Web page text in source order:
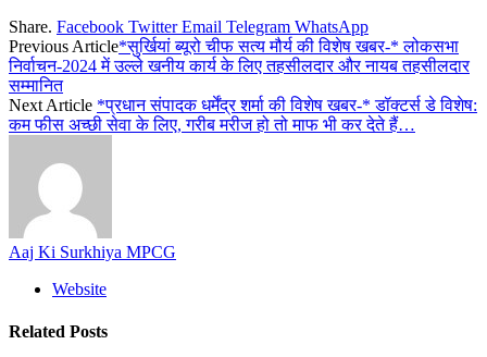
Share. Facebook Twitter Email Telegram WhatsApp
Previous Article*सुर्खियां ब्यूरो चीफ सत्य मौर्य की विशेष खबर-* लोकसभा
निर्वाचन-2024 में उल्ले खनीय कार्य के लिए तहसीलदार और नायब तहसीलदार
सम्मानित
Next Article *प्रधान संपादक धर्मेंद्र शर्मा की विशेष खबर-* डॉक्टर्स डे विशेष:
कम फीस अच्छी सेवा के लिए, गरीब मरीज हो तो माफ भी कर देते हैं…
Aaj Ki Surkhiya MPCG
Website
Related Posts